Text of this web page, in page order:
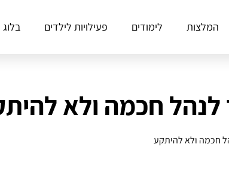
המלצות לימודים פעילויות לילדים בלוג
לנהל חכמה ולא
חכמה ולא להיתקע